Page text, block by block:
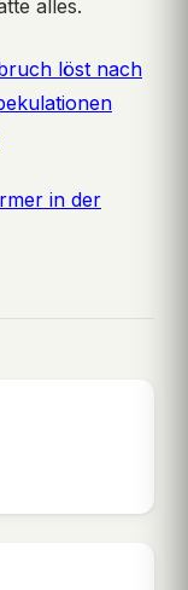
alles.
löst nach
in der